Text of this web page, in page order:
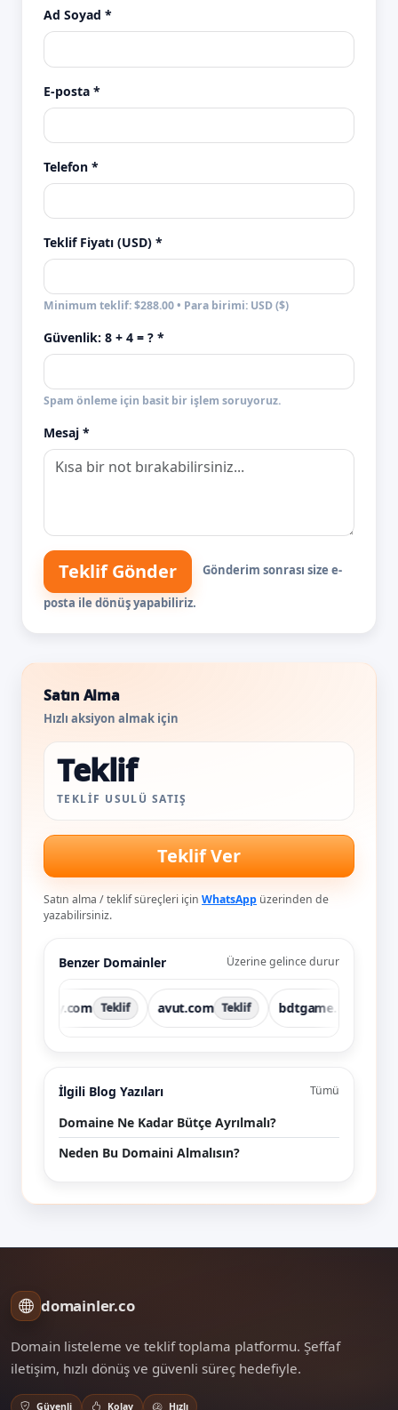
Ad Soyad *
E-posta *
Telefon *
Teklif Fiyatı (USD) *
Minimum teklif: $288.00 • Para birimi: USD ($)
Güvenlik: 8 + 4 = ? *
Spam önleme için basit bir işlem soruyoruz.
Mesaj *
Teklif Gönder Gönderim sonrası size e-
posta ile dönüş yapabiliriz.
Satın Alma
Hızlı aksiyon almak için
Teklif
TEKLIF USULÜ SATIŞ
Teklif Ver
Satın alma / teklif süreçleri için WhatsApp üzerinden de
yazabilirsiniz.
Benzer Domainler Üzerine gelince durur
avspay.com Teklif avut.com Teklif bdtgame.com
İlgili Blog Yazıları Tümü
Domaine Ne Kadar Bütçe Ayrılmalı?
Neden Bu Domaini Almalısın?
domainler.co
Domain listeleme ve teklif toplama platformu. Şeffaf
iletişim, hızlı dönüş ve güvenli süreç hedefiyle.
Güvenli Kolay Hızlı